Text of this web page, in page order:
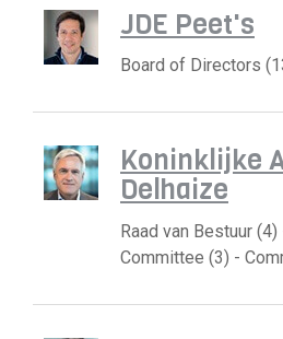
JDE Peet's
Board of Directors
Koninklijke
Delhaize
Raad van Bestuur
Committee (3) -